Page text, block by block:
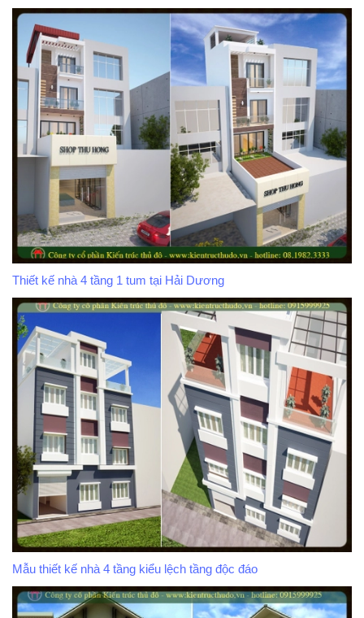
Thiết kế nhà 4 tầng 1 tum tại Hải Dương
Mẫu thiết kế nhà 4 tầng kiểu lệch tầng độc đáo